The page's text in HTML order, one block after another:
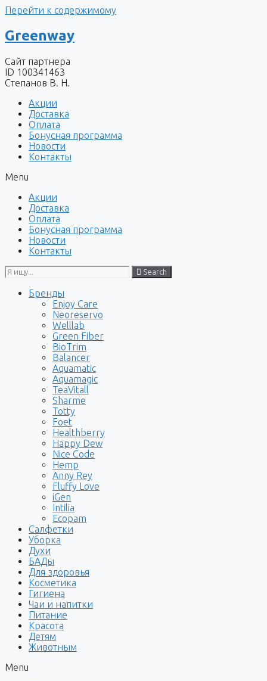
Перейти к содержимому
Greenway
Сайт партнера
ID 100341463
Степанов В. Н.
Акции
Доставка
Оплата
Бонусная программа
Новости
Контакты
Menu
Акции
Доставка
Оплата
Бонусная программа
Новости
Контакты
Search
Бренды
Enjoy Care
Neoreservo
Welllab
Green Fiber
BioTrim
Balancer
Aquamatic
Aquamagic
TeaVitall
Sharme
Totty
Foet
Healthberry
Happy Dew
Nice Code
Hemp
Anny Rey
Fluffy Love
iGen
Intilia
Ecopam
Салфетки
Уборка
Духи
БАДы
Для здоровья
Косметика
Гигиена
Чаи и напитки
Питание
Красота
Детям
Животным
Menu